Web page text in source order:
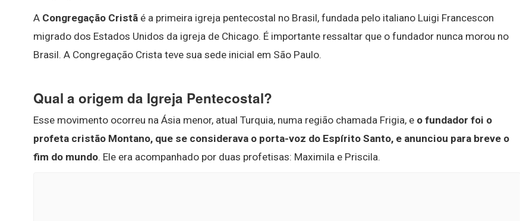
A Congregação Cristã é a primeira igreja pentecostal no Brasil, fundada pelo italiano Luigi Francescon
migrado dos Estados Unidos da igreja de Chicago. É importante ressaltar que o fundador nunca morou no
Brasil. A Congregação Crista teve sua sede inicial em São Paulo.
Qual a origem da Igreja Pentecostal?
Esse movimento ocorreu na Ásia menor, atual Turquia, numa região chamada Frigia, e o fundador foi o
profeta cristão Montano, que se considerava o porta-voz do Espírito Santo, e anunciou para breve o
fim do mundo. Ele era acompanhado por duas profetisas: Maximila e Priscila.